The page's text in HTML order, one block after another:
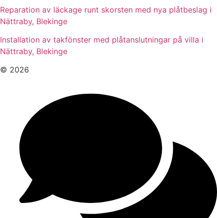
Reparation av läckage runt skorsten med nya plåtbeslag i
Nättraby, Blekinge
Installation av takfönster med plåtanslutningar på villa i
Nättraby, Blekinge
© 2026